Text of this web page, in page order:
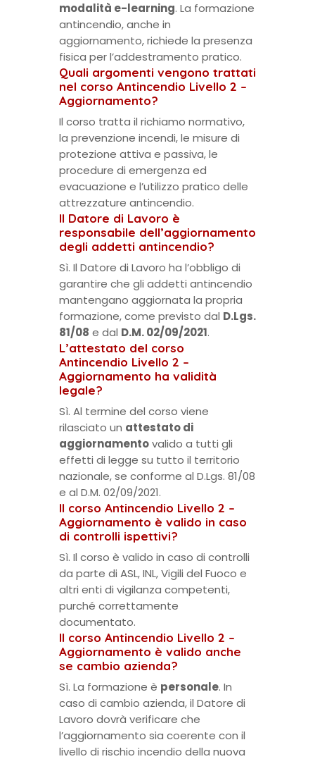
modalità e-learning. La formazione
antincendio, anche in
aggiornamento, richiede la presenza
fisica per l’addestramento pratico.
Quali argomenti vengono trattati
nel corso Antincendio Livello 2 –
Aggiornamento?
Il corso tratta il richiamo normativo,
la prevenzione incendi, le misure di
protezione attiva e passiva, le
procedure di emergenza ed
evacuazione e l’utilizzo pratico delle
attrezzature antincendio.
Il Datore di Lavoro è
responsabile dell’aggiornamento
degli addetti antincendio?
Sì. Il Datore di Lavoro ha l’obbligo di
garantire che gli addetti antincendio
mantengano aggiornata la propria
formazione, come previsto dal D.Lgs.
81/08 e dal D.M. 02/09/2021.
L’attestato del corso
Antincendio Livello 2 –
Aggiornamento ha validità
legale?
Sì. Al termine del corso viene
rilasciato un attestato di
aggiornamentovalido a tutti gli
effetti di legge su tutto il territorio
nazionale, se conforme al D.Lgs. 81/08
e al D.M. 02/09/2021.
Il corso Antincendio Livello 2 –
Aggiornamento è valido in caso
di controlli ispettivi?
Sì. Il corso è valido in caso di controlli
da parte di ASL, INL, Vigili del Fuoco e
altri enti di vigilanza competenti,
purché correttamente
documentato.
Il corso Antincendio Livello 2 –
Aggiornamento è valido anche
se cambio azienda?
Sì. La formazione è personale. In
caso di cambio azienda, il Datore di
Lavoro dovrà verificare che
l’aggiornamento sia coerente con il
livello di rischio incendio della nuova